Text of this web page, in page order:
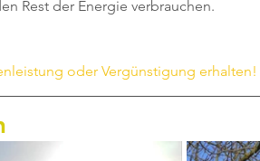
Rest der Energie verbrauchen.
oder Vergünstigung erhalten!